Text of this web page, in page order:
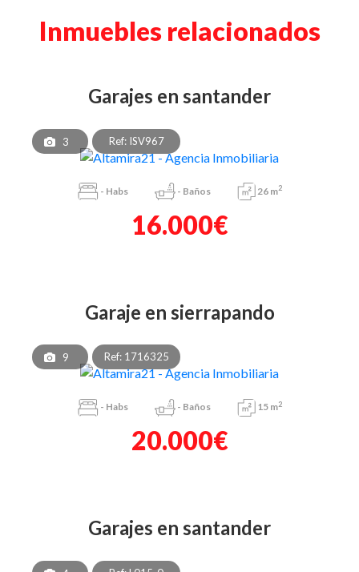
Inmuebles relacionados
garajes en santander
3 Ref: ISV967
- Habs - Baños 26 m2
16.000€
garaje en sierrapando
9 Ref: 1716325
- Habs - Baños 15 m2
20.000€
garajes en santander